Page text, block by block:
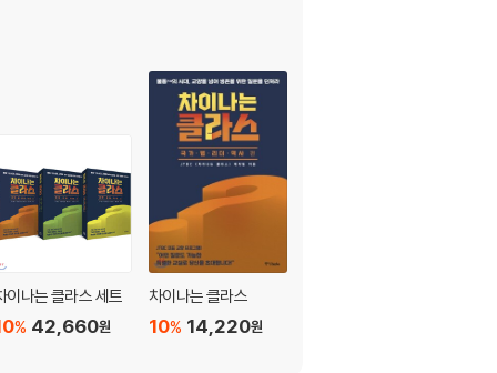
이나는 클라스 세트
42,660원
%
차이나는 클라스
14,220원
10%